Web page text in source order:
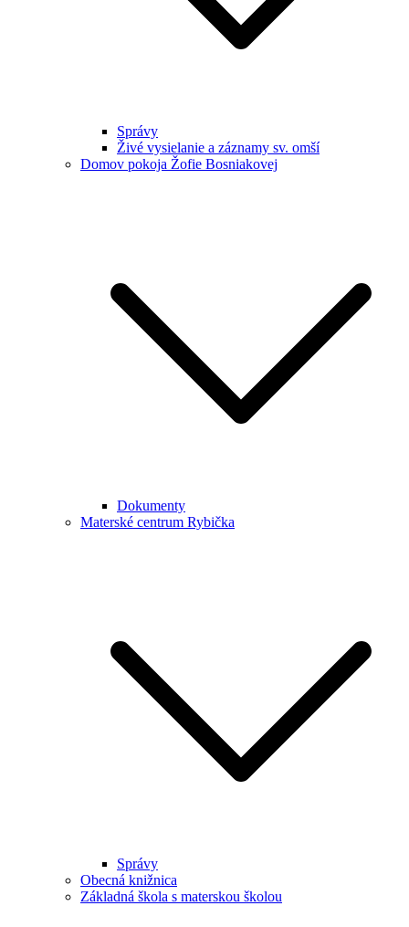
Správy
Živé vysielanie a záznamy sv. omší
Domov pokoja Žofie Bosniakovej
Dokumenty
Materské centrum Rybička
Správy
Obecná knižnica
Základná škola s materskou školou